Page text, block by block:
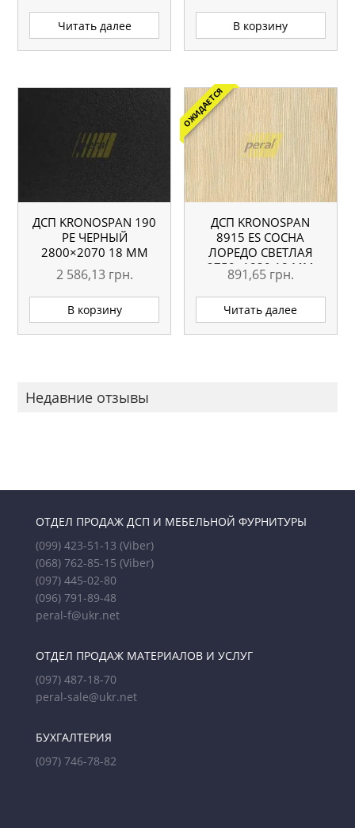
Читать далее В корзину
ДСП KRONOSPAN 190
РЕ ЧЕРНЫЙ
2800×2070 18 ММ
2 586,13 грн.
В корзину
ОЖИДАЕТСЯ
ДСП KRONOSPAN
8915 ES СОСНА
ЛОРЕДО СВЕТЛАЯ
2750×1830 18 ММ
891,65 грн.
Читать далее
Недавние отзывы
ОТДЕЛ ПРОДАЖ ДСП И МЕБЕЛЬНОЙ ФУРНИТУРЫ
(099) 423-51-13 (Viber)
(068) 762-85-15 (Viber)
(097) 445-02-80
(096) 791-89-48
peral-f@ukr.net
ОТДЕЛ ПРОДАЖ МАТЕРИАЛОВ И УСЛУГ
(097) 487-18-70
peral-sale@ukr.net
БУХГАЛТЕРИЯ
(097) 746-78-82